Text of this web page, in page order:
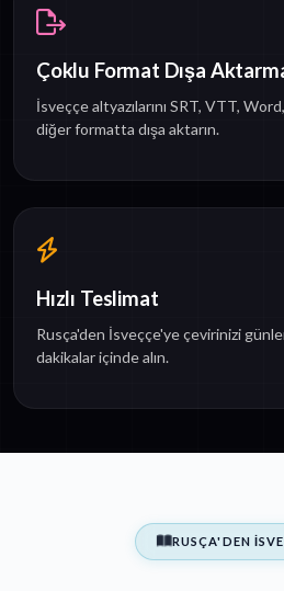
Çoklu Format Dışa
İsveççe altyazılarını SRT, VTT,
diğer formatta dışa aktarın.
Hızlı Teslimat
Rusça'den İsveççe'ye çevirinizi
dakikalar içinde alın.
RUSÇA'DEN